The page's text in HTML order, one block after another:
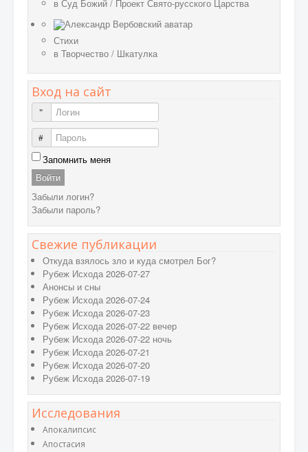
в Суд Божий / Проект Свято-русского Царства
Стихи
в Творчество / Шкатулка
Вход на сайт
Логин
Пароль
Запомнить меня
Войти
Забыли логин?
Забыли пароль?
Свежие публикации
Откуда взялось зло и куда смотрел Бог?
Рубеж Исхода 2026-07-27
Анонсы и сны
Рубеж Исхода 2026-07-24
Рубеж Исхода 2026-07-23
Рубеж Исхода 2026-07-22 вечер
Рубеж Исхода 2026-07-22 ночь
Рубеж Исхода 2026-07-21
Рубеж Исхода 2026-07-20
Рубеж Исхода 2026-07-19
Исследования
Апокалипсис
Апостасия